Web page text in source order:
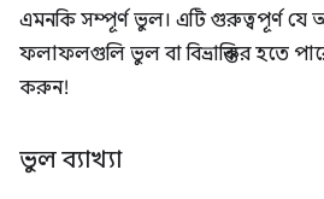
এমনকি সম্পূর্ণ ভুল। এটি গুরুত্বপূর্ণ যে
ফলাফলগুলি ভুল বা বিভ্রান্তিকর হতে
করুন!
ভুল ব্যাখ্যা